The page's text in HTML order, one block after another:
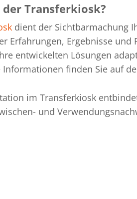
Transferkiosk?
dient der Sichtbarmachung
Erfahrungen, Ergebnisse
entwickelten Lösungen
finden Sie auf
im Transferkiosk
und